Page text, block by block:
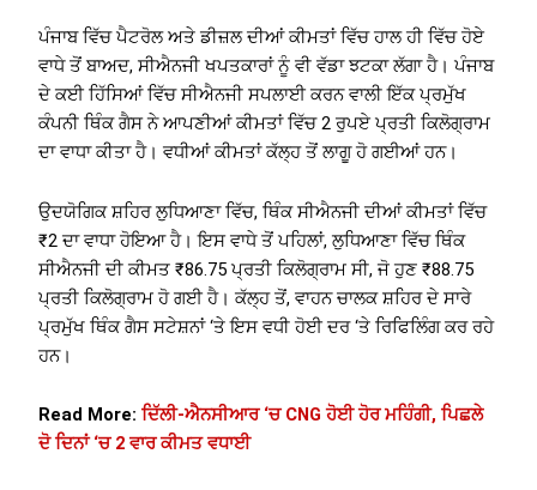
ਪੰਜਾਬ ਵਿੱਚ ਪੈਟਰੋਲ ਅਤੇ ਡੀਜ਼ਲ ਦੀਆਂ ਕੀਮਤਾਂ ਵਿੱਚ ਹਾਲ ਹੀ ਵਿੱਚ ਹੋਏ
ਵਾਧੇ ਤੋਂ ਬਾਅਦ, ਸੀਐਨਜੀ ਖਪਤਕਾਰਾਂ ਨੂੰ ਵੀ ਵੱਡਾ ਝਟਕਾ ਲੱਗਾ ਹੈ। ਪੰਜਾਬ
ਦੇ ਕਈ ਹਿੱਸਿਆਂ ਵਿੱਚ ਸੀਐਨਜੀ ਸਪਲਾਈ ਕਰਨ ਵਾਲੀ ਇੱਕ ਪ੍ਰਮੁੱਖ
ਕੰਪਨੀ ਥਿੰਕ ਗੈਸ ਨੇ ਆਪਣੀਆਂ ਕੀਮਤਾਂ ਵਿੱਚ 2 ਰੁਪਏ ਪ੍ਰਤੀ ਕਿਲੋਗ੍ਰਾਮ
ਦਾ ਵਾਧਾ ਕੀਤਾ ਹੈ। ਵਧੀਆਂ ਕੀਮਤਾਂ ਕੱਲ੍ਹ ਤੋਂ ਲਾਗੂ ਹੋ ਗਈਆਂ ਹਨ।
ਉਦਯੋਗਿਕ ਸ਼ਹਿਰ ਲੁਧਿਆਣਾ ਵਿੱਚ, ਥਿੰਕ ਸੀਐਨਜੀ ਦੀਆਂ ਕੀਮਤਾਂ ਵਿੱਚ
₹2 ਦਾ ਵਾਧਾ ਹੋਇਆ ਹੈ। ਇਸ ਵਾਧੇ ਤੋਂ ਪਹਿਲਾਂ, ਲੁਧਿਆਣਾ ਵਿੱਚ ਥਿੰਕ
ਸੀਐਨਜੀ ਦੀ ਕੀਮਤ ₹86.75 ਪ੍ਰਤੀ ਕਿਲੋਗ੍ਰਾਮ ਸੀ, ਜੋ ਹੁਣ ₹88.75
ਪ੍ਰਤੀ ਕਿਲੋਗ੍ਰਾਮ ਹੋ ਗਈ ਹੈ। ਕੱਲ੍ਹ ਤੋਂ, ਵਾਹਨ ਚਾਲਕ ਸ਼ਹਿਰ ਦੇ ਸਾਰੇ
ਪ੍ਰਮੁੱਖ ਥਿੰਕ ਗੈਸ ਸਟੇਸ਼ਨਾਂ ‘ਤੇ ਇਸ ਵਧੀ ਹੋਈ ਦਰ ‘ਤੇ ਰਿਫਿਲਿੰਗ ਕਰ ਰਹੇ
ਹਨ।
Read More:ਦਿੱਲੀ-ਐਨਸੀਆਰ ‘ਚ CNG ਹੋਈ ਹੋਰ ਮਹਿੰਗੀ, ਪਿਛਲੇ
ਦੋ ਦਿਨਾਂ ‘ਚ 2 ਵਾਰ ਕੀਮਤ ਵਧਾਈ